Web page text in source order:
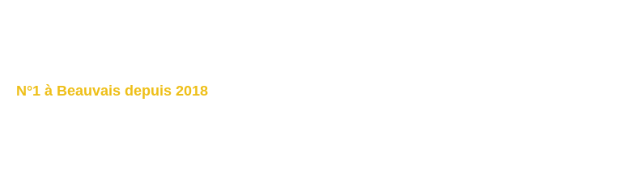
N°1 à Beauvais depuis 2018